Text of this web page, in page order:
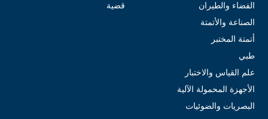
الفضاء والطيران
الصناعة والأتمتة
أتمتة المختبر
طبي
علم القياس والاختبار
الأجهزة المحمولة الآلية
البصريات والضوئيات
قضية